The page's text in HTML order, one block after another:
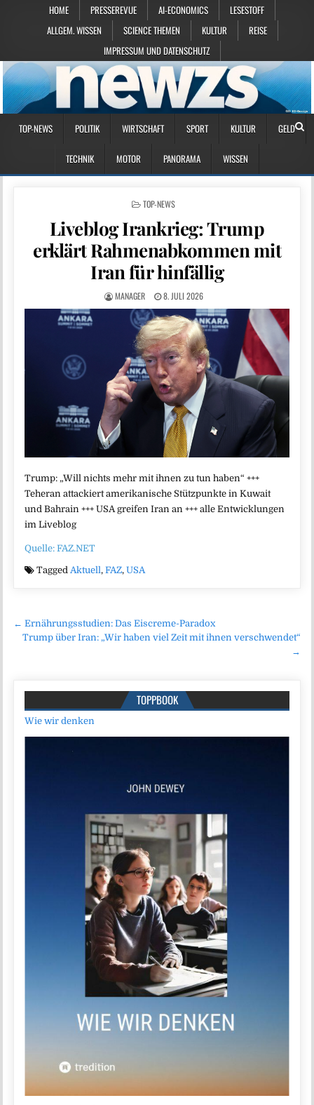
HOME PRESSEREVUE AI-ECONOMICS
LESESTOFF
ALLGEM. WISSEN
SCIENCE THEMEN KULTUR
REISE
IMPRESSUM UND DATENSCHUTZ
TOP-NEWS POLITIK WIRTSCHAFT SPORT KULTUR GELD
TECHNIK MOTOR PANORAMA WISSEN
POSTED IN
TOP-NEWS
Liveblog Irankrieg: Trump
erklärt Rahmenabkommen mit
Iran für hinfällig
MANAGER 8. JULI 2026
Trump: „Will nichts mehr mit ihnen zu tun haben“ +++
Teheran attackiert amerikanische Stützpunkte in Kuwait
und Bahrain +++ USA greifen Iran an +++ alle Entwicklungen
im Liveblog
Quelle: FAZ.NET
Tagged Aktuell ,FAZ,USA
Beitragsnavigation
← Ernährungsstudien: Das Eiscreme-Paradox
Trump über Iran: „Wir haben viel Zeit mit ihnen verschwendet“
→
TOPPBOOK
Wie wir denken